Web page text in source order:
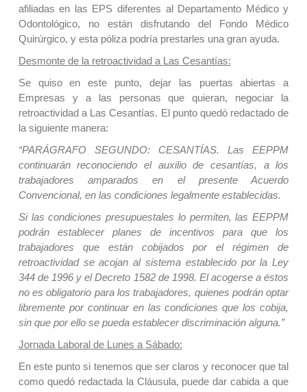
afiliadas en las EPS diferentes al Departamento Médico y
Odontológico, no están disfrutando del Fondo Médico
Quirúrgico, y esta póliza podría prestarles una gran ayuda.
Desmonte de la retroactividad a Las Cesantías:
Se quiso en este punto, dejar las puertas abiertas a
Empresas y a las personas que quieran, negociar la
retroactividad a Las Cesantías. El punto quedó redactado de
la siguiente manera:
“PARÁGRAFO SEGUNDO: CESANTÍAS. Las EEPPM
continuarán reconociendo el auxilio de cesantías, a los
trabajadores amparados en el presente Acuerdo
Convencional, en las condiciones legalmente establecidas.
Si las condiciones presupuestales lo permiten, las EEPPM
podrán establecer planes de incentivos para que los
trabajadores que están cobijados por el régimen de
retroactividad se acojan al sistema establecido por la Ley
344 de 1996 y el Decreto 1582 de 1998. El acogerse a éstos
no es obligatorio para los trabajadores, quienes podrán optar
libremente por continuar en las condiciones que los cobija,
sin que por ello se pueda establecer discriminación alguna.”
Jornada Laboral de Lunes a Sábado:
En este punto si tenemos que ser claros y reconocer que tal
como quedó redactada la Cláusula, puede dar cabida a que